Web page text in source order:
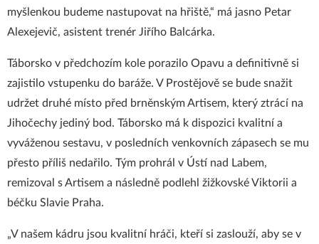
myšlenkou budeme nastupovat na hřiště,“ má jasno Petar
Alexejevič, asistent trenér Jiřího Balcárka.
Táborsko v předchozím kole porazilo Opavu a definitivně si
zajistilo vstupenku do baráže. V Prostějově se bude snažit
udržet druhé místo před brněnským Artisem, který ztrácí na
Jihočechy jediný bod. Táborsko má k dispozici kvalitní a
vyváženou sestavu, v posledních venkovních zápasech se mu
přesto příliš nedařilo. Tým prohrál v Ústí nad Labem,
remizoval s Artisem a následně podlehl žižkovské Viktorii a
béčku Slavie Praha.
„V našem kádru jsou kvalitní hráči, kteří si zaslouží, aby se v